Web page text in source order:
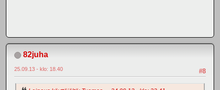
82juha
#8
25.09.13 - klo: 18.40